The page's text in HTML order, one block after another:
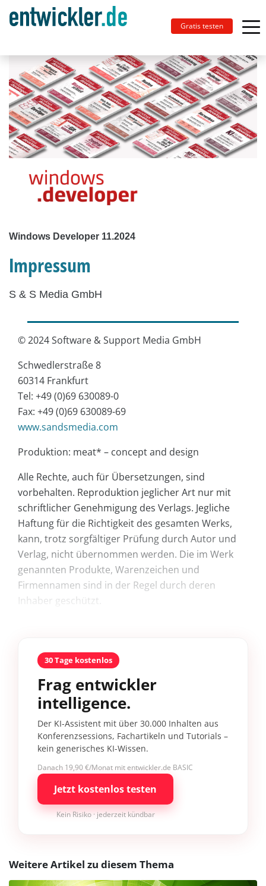
Gratis testen
Windows Developer 11.2024
Impressum
S & S Media GmbH
© 2024 Software & Support Media GmbH
Schwedlerstraße 8
60314 Frankfurt
Tel: +49 (0)69 630089-0
Fax: +49 (0)69 630089-69
www.sandsmedia.com
Produktion: meat* – concept and design
Alle Rechte, auch für Übersetzungen, sind
vorbehalten. Reproduktion jeglicher Art nur mit
schriftlicher Genehmigung des Verlags. Jegliche
Haftung für die Richtigkeit des gesamten Werks,
kann, trotz sorgfältiger Prüfung durch Autor und
Verlag, nicht übernommen werden. Die im Werk
genannten Produkte, Warenzeichen und
Firmennamen sind in der Regel durch deren
Inhaber geschützt.
30 Tage kostenlos
Frag entwickler
intelligence.
Der KI-Assistent mit über 30.000 Inhalten aus
Konferenzsessions, Fachartikeln und Tutorials –
kein generisches KI-Wissen.
Danach 19,90 €/Monat mit entwickler.de BASIC
Jetzt kostenlos testen
Kein Risiko · jederzeit kündbar
Weitere Artikel zu diesem Thema